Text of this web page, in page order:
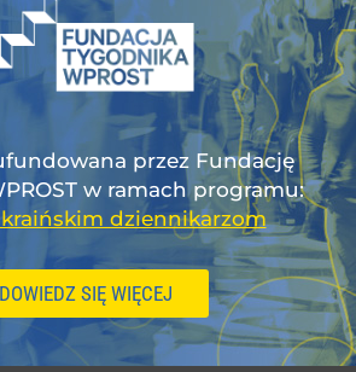
przez Fundację
w ramach programu:
dziennikarzom
DOWIEDZ SIĘ WIĘCEJ